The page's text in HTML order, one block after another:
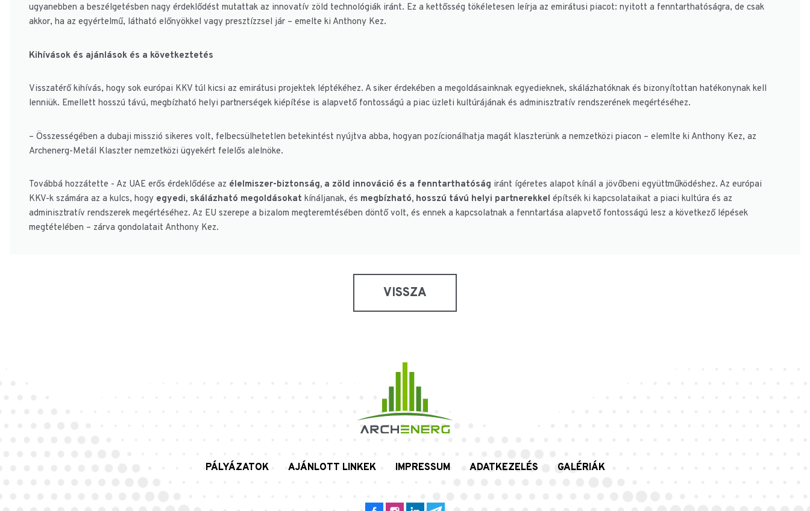
ugyanebben a beszélgetésben nagy érdeklődést mutattak az innovatív zöld technológiák iránt. Ez a kettősség tökéletesen leírja az emirátusi piacot: nyitott a fenntarthatóságra, de csak
akkor, ha az egyértelmű, látható előnyökkel vagy presztízzsel jár – emelte ki Anthony Kez.
Kihívások és ajánlások és a következtetés
Visszatérő kihívás, hogy sok európai KKV túl kicsi az emirátusi projektek léptékéhez. A siker érdekében a megoldásainknak egyedieknek, skálázhatóknak és bizonyítottan hatékonynak kell
lenniük. Emellett hosszú távú, megbízható helyi partnerségek kiépítése is alapvető fontosságú a piac üzleti kultúrájának és adminisztratív rendszerének megértéséhez.
– Összességében a dubaji misszió sikeres volt, felbecsülhetetlen betekintést nyújtva abba, hogyan pozícionálhatja magát klaszterünk a nemzetközi piacon – elemlte ki Anthony Kez, az
Archenerg-Metál Klaszter nemzetközi ügyekért felelős alelnöke.
Továbbá hozzátette - Az UAE erős érdeklődése az élelmiszer-biztonság, a zöld innováció és a fenntarthatóság iránt ígéretes alapot kínál a jövőbeni együttműködéshez. Az európai
KKV-k számára az a kulcs, hogy egyedi, skálázható megoldásokat kínáljanak, és megbízható, hosszú távú helyi partnerekkel építsék ki kapcsolataikat a piaci kultúra és az
adminisztratív rendszerek megértéséhez. Az EU szerepe a bizalom megteremtésében döntő volt, és ennek a kapcsolatnak a fenntartása alapvető fontosságú lesz a következő lépések
megtételében – zárva gondolatait Anthony Kez.
VISSZA
PÁLYÁZATOK AJÁNLOTT LINKEK IMPRESSUM ADATKEZELÉS GALÉRIÁK